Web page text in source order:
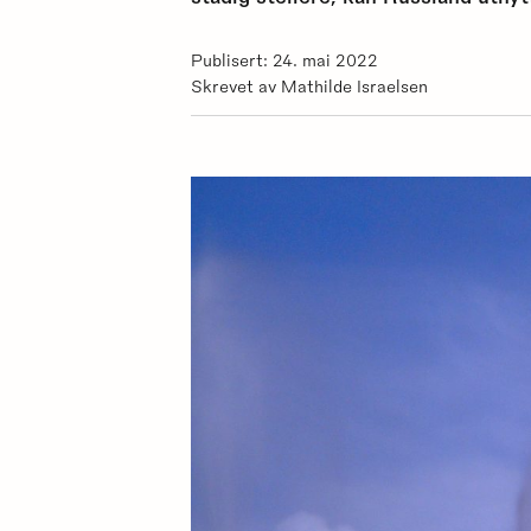
Publisert: 24. mai 2022
Skrevet av Mathilde Israelsen